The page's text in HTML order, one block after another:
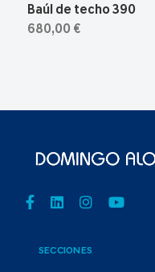
Baúl de techo 390
680,00 €
SECCIONES